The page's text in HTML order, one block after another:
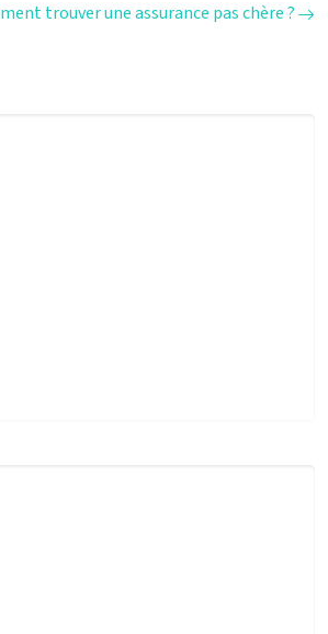
trouver une assurance pas chère ?